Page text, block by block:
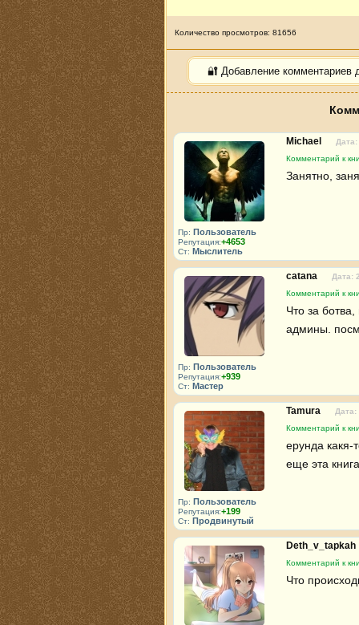
Количество просмотров: 81656
🔐 Добавление комментариев
Пр: Пользователь
Репутация:+4653
Ст: Мыслитель
Michael
Комментарий к
Занятно,
Пр: Пользователь
Репутация:+939
Ст: Мастер
catana
Дата:
Комментарий к
Что за
админы.
Пр: Пользователь
Репутация:+199
Ст: Продвинутый
Tamura
Дата:
Комментарий к
ерунда какя-
еще эта
Deth_v_tapkah
Комментарий к
Что